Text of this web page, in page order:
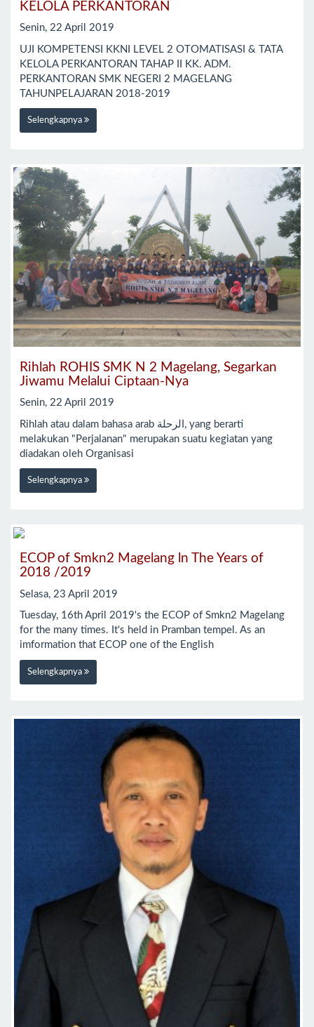
KELOLA PERKANTORAN
Senin, 22 April 2019
UJI KOMPETENSI KKNI LEVEL 2 OTOMATISASI & TATA
KELOLA PERKANTORAN TAHAP II KK. ADM.
PERKANTORAN SMK NEGERI 2 MAGELANG
TAHUNPELAJARAN 2018-2019
Selengkapnya
Rihlah ROHIS SMK N 2 Magelang, Segarkan
Jiwamu Melalui Ciptaan-Nya
Senin, 22 April 2019
Rihlah atau dalam bahasa arab الرحلة‎, yang berarti
melakukan "Perjalanan" merupakan suatu kegiatan yang
diadakan oleh Organisasi
Selengkapnya
ECOP of Smkn2 Magelang ln The Years of
2018 /2019
Selasa, 23 April 2019
Tuesday, 16th April 2019's the ECOP of Smkn2 Magelang
for the many times. It's held in Pramban tempel. As an
imformation that ECOP one of the English
Selengkapnya